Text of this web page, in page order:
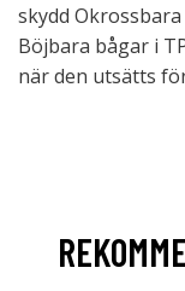
skydd
Böjbara bågar i
när den utsätts